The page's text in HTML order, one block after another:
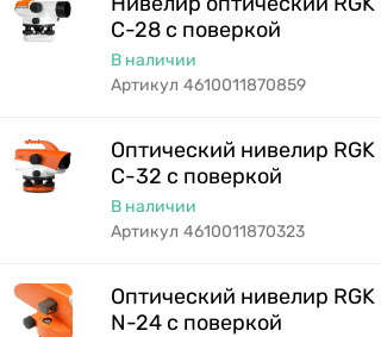
C-28 с поверкой
В наличии
Артикул 4610011870859
Оптический нивелир RGK
C-32 с поверкой
В наличии
Артикул 4610011870323
Оптический нивелир RGK
N-24 с поверкой